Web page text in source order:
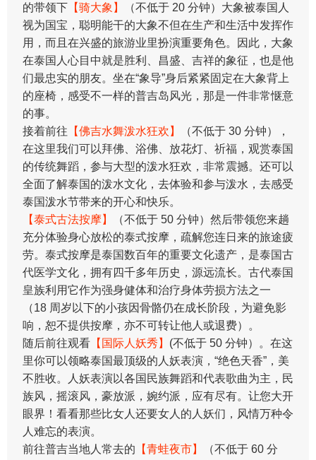
的带领下 【骑大象】
（不低于 20 分钟）大象被泰国人
视为国宝，聪明能干的大象不但在生产和生活中发挥作
用，而且在兴盛的旅游业里扮演重要角色。因此，大象
在泰国人心目中就是胜利、昌盛、吉祥的象征，也是他
们最忠实的朋友。坐在“象导”身后紧紧固定在大象背上
的座椅，感受不一样的普吉岛风光，那是一件非常惬意
的事。
接着前往 【佛吉水舞泼水狂欢】
（不低于 30 分钟），
在这里我们可以拜佛、浴佛、放花灯、祈福，观赏泰国
的传统舞蹈，参与大型的泼水狂欢，非常震撼。还可以
全面了解泰国的泼水文化，去体验和参与泼水，去感受
泰国泼水节带来的开心和快乐。
【泰式古法按摩】
（不低于 50 分钟）然后带领您来趟
充分体验身心放松的泰式按摩，疏解您连日来的旅途疲
劳。泰式按摩是泰国数百年的重要文化遗产，是泰国古
代医学文化，拥有四千多年历史，源远流长。古代泰国
皇族利用它作为强身健体和治疗身体劳损方法之一
（18 周岁以下的小孩因骨骼仍在成长阶段，为避免影
响，恕不提供按摩，亦不可转让他人或退费）。
随后前往观看 【国际人妖秀】 (不低于 50 分钟）。在这
里你可以领略泰国最顶级的人妖表演，“绝色天香”，美
不胜收。人妖表演以各国民族舞蹈和代表歌曲为主，民
族风，摇滚风，豪放派，婉约派，应有尽有。让您大开
眼界！看看那些比女人还要女人的人妖们，风情万种令
人难忘的表演。
前往普吉当地人常去的 【青蛙夜市】
（不低于 60 分